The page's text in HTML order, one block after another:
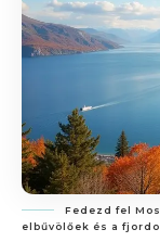
Fedezd fel
elbűvölőek és a